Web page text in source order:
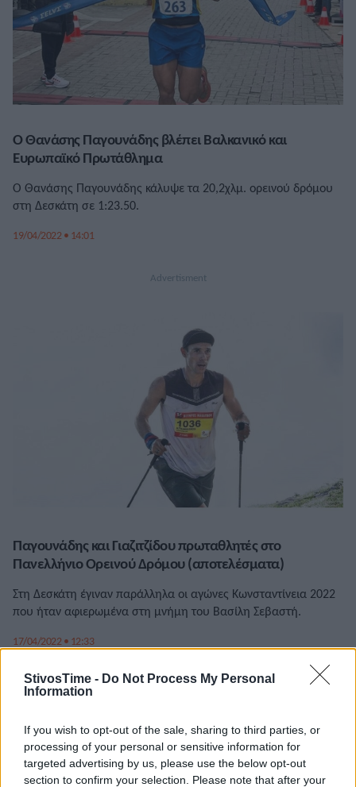
StivosTime - Do Not Process My Personal
Information
If you wish to opt-out of the sale, sharing to third parties, or
processing of your personal or sensitive information for
targeted advertising by us, please use the below opt-out
section to confirm your selection. Please note that after your
Ο Θανάσης Παγουνάδης βλέπει Βαλκανικό και
Ευρωπαϊκό Πρωτάθλημα
Ο Θανάσης Παγουνάδης κάλυψε τα 20,2χλμ. ορεινού δρόμου
στη Δεσκάτη σε 1:23.50.
19/04/2022 • 14:01
Παγουνάδης και Γιαζιτζίδου πρωταθλητές στο
Πανελλήνιο Ορεινού Δρόμου (αποτελέσματα)
Στη Δεσκάτη έγιναν παράλληλα οι αγώνες Κωνσταντίνεια 2022
που ήταν αφιερωμένα στη μνήμη του Βασίλη Σεβαστή.
17/04/2022 • 12:33